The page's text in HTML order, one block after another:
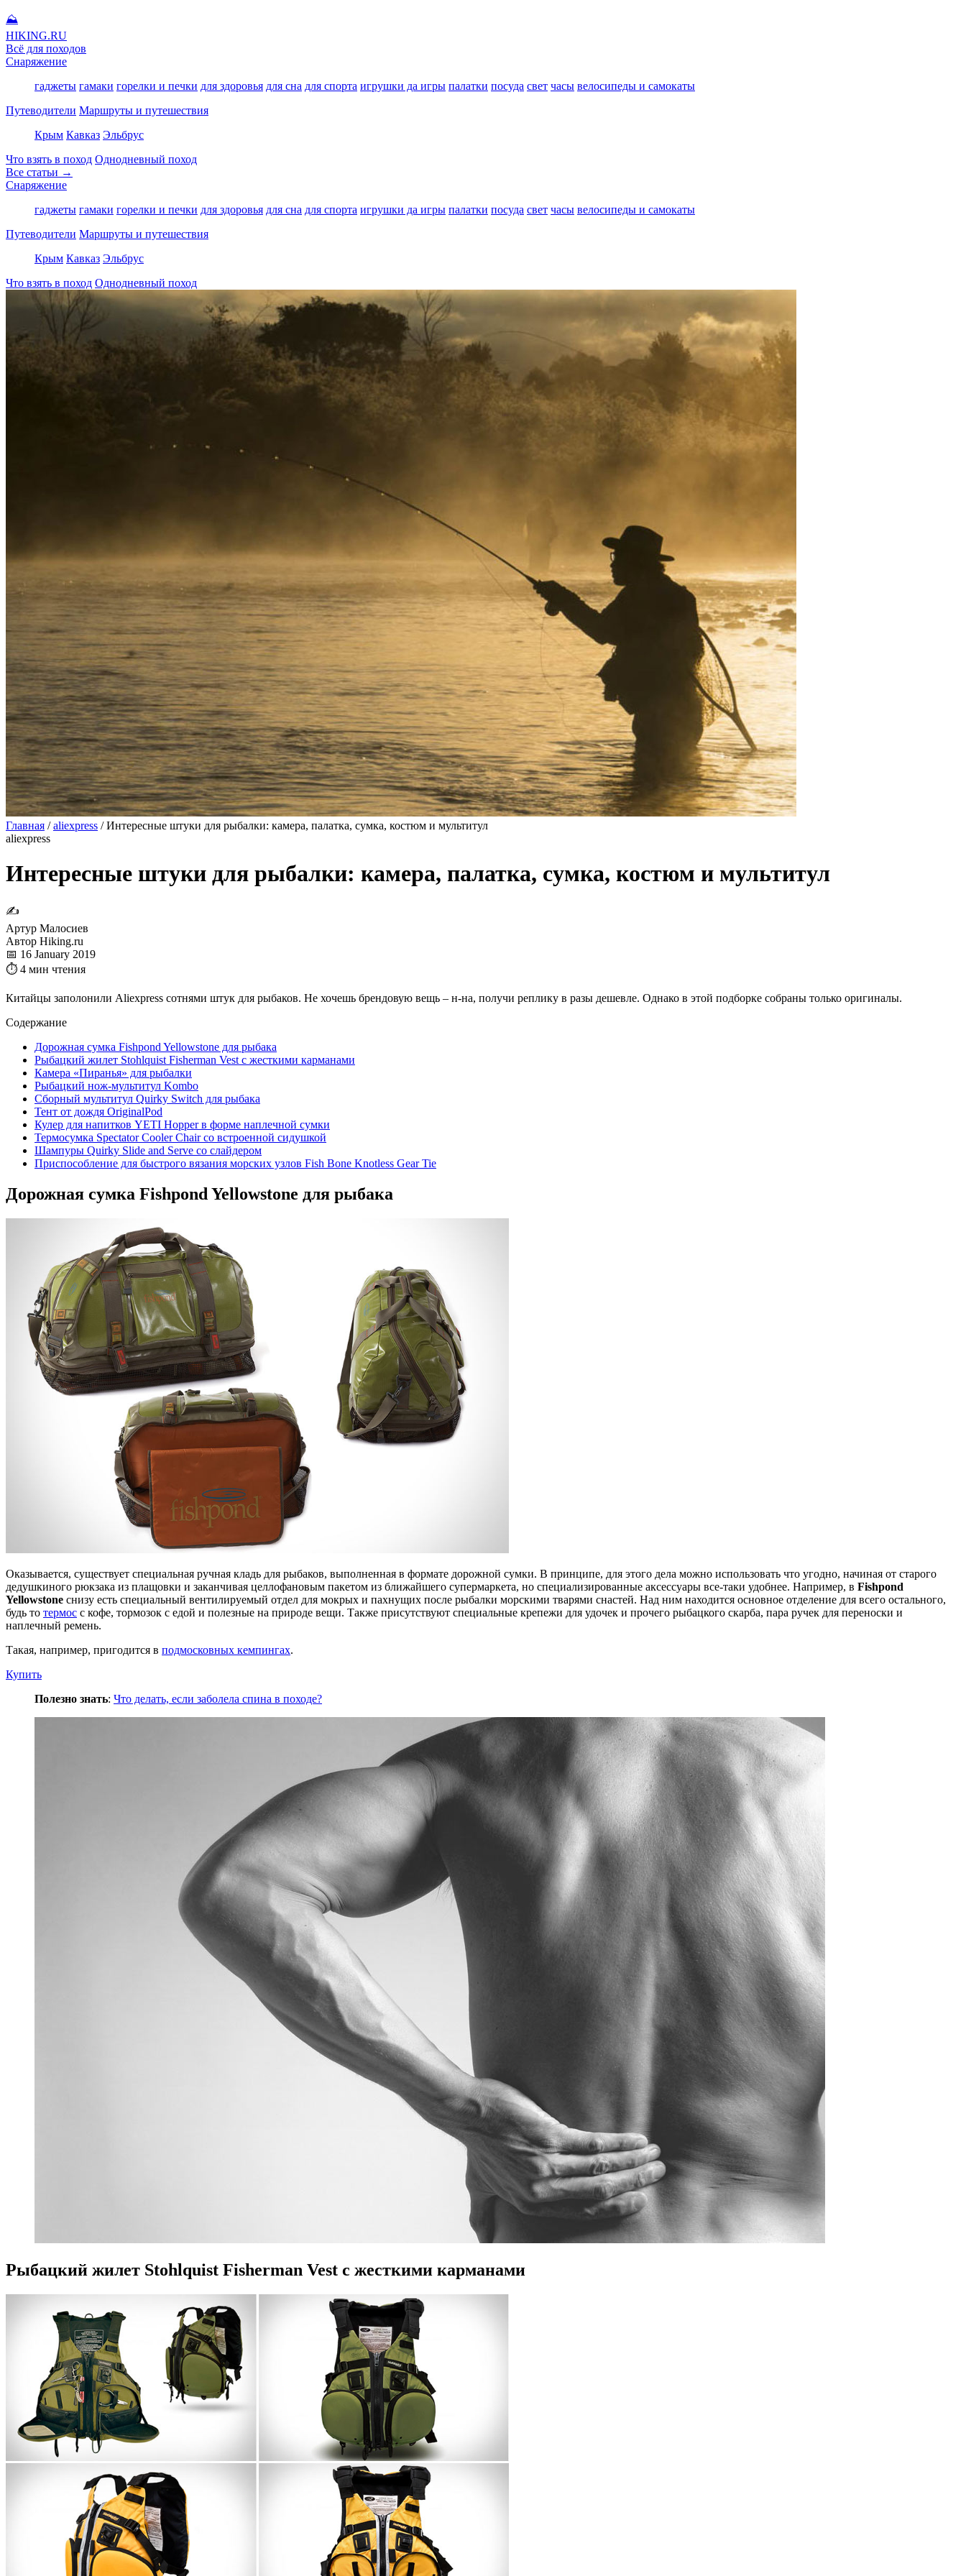
⛰
HIKING.RU
Всё для походов
Снаряжение
гаджеты гамаки горелки и печки для здоровья для сна для спорта игрушки да игры палатки посуда свет часы велосипеды и самокаты
Путеводители Маршруты и путешествия
Крым Кавказ Эльбрус
Что взять в поход Однодневный поход
Все статьи →
Снаряжение
гаджеты гамаки горелки и печки для здоровья для сна для спорта игрушки да игры палатки посуда свет часы велосипеды и самокаты
Путеводители Маршруты и путешествия
Крым Кавказ Эльбрус
Что взять в поход Однодневный поход
Главная / aliexpress / Интересные штуки для рыбалки: камера, палатка, сумка, костюм и мультитул
aliexpress
Интересные штуки для рыбалки: камера, палатка, сумка, костюм и мультитул
✍
Артур Малосиев
Автор Hiking.ru
📅 16 January 2019
⏱ 4 мин чтения
Китайцы заполонили Aliexpress сотнями штук для рыбаков. Не хочешь брендовую вещь – н-на, получи реплику в разы дешевле. Однако в этой подборке собраны только оригиналы.
Содержание
Дорожная сумка Fishpond Yellowstone для рыбака
Рыбацкий жилет Stohlquist Fisherman Vest с жесткими карманами
Камера «Пиранья» для рыбалки
Рыбацкий нож-мультитул Kombo
Сборный мультитул Quirky Switch для рыбака
Тент от дождя OriginalPod
Кулер для напитков YETI Hopper в форме наплечной сумки
Термосумка Spectator Cooler Chair со встроенной сидушкой
Шампуры Quirky Slide and Serve со слайдером
Приспособление для быстрого вязания морских узлов Fish Bone Knotless Gear Tie
Дорожная сумка Fishpond Yellowstone для рыбака
Оказывается, существует специальная ручная кладь для рыбаков, выполненная в формате дорожной сумки. В принципе, для этого дела можно использовать что угодно, начиная от старого
дедушкиного рюкзака из плащовки и заканчивая целлофановым пакетом из ближайшего супермаркета, но специализированные аксессуары все-таки удобнее. Например, в Fishpond
Yellowstone снизу есть специальный вентилируемый отдел для мокрых и пахнущих после рыбалки морскими тварями снастей. Над ним находится основное отделение для всего остального,
будь то термос с кофе, тормозок с едой и полезные на природе вещи. Также присутствуют специальные крепежи для удочек и прочего рыбацкого скарба, пара ручек для переноски и
наплечный ремень.
Такая, например, пригодится в подмосковных кемпингах.
Купить
Полезно знать: Что делать, если заболела спина в походе?
Рыбацкий жилет Stohlquist Fisherman Vest с жесткими карманами